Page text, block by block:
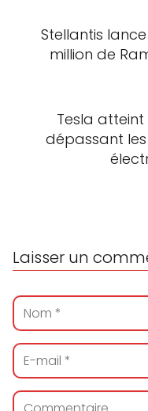
Stellantis
million de
Tesla
dépassant les
Laisser un